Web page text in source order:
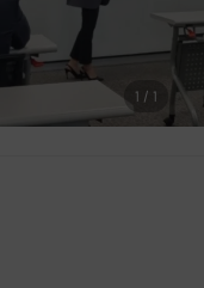
1 / 1